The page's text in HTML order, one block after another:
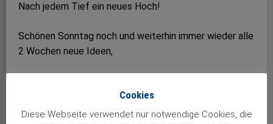
Nach jedem Tief ein neues Hoch!
Schönen Sonntag noch und weiterhin immer wieder alle
2 Wochen neue Ideen,
Cookies
Diese Webseite verwendet nur notwendige Cookies, die